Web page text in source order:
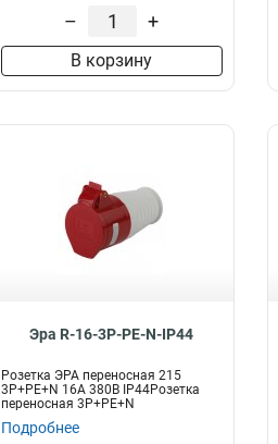
– +
В корзину
Эра R-16-3P-PE-N-IP44
Розетка ЭРА переносная 215
3Р+РЕ+N 16А 380В IP44Розетка
переносная 3P+PE+N
Подробнее